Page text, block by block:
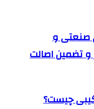
صنعتی و
و تضمین اصالت
چیست؟